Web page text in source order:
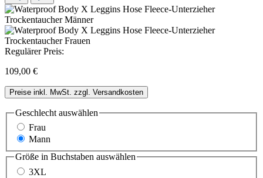
Regulärer Preis:
109,00 €
Preise inkl. MwSt. zzgl. Versandkosten
Geschlecht auswählen
Frau
Mann
Größe in Buchstaben auswählen
3XL